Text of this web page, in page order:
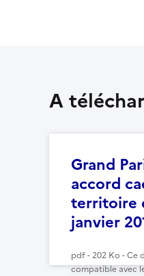
A
Grand
accord
territoire
janvier
pdf - 202 Ko - Ce
compatible avec